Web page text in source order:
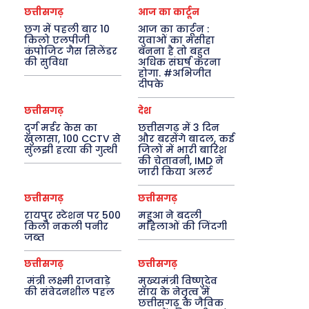
छत्तीसगढ़
छग में पहली बार 10
किलो एलपीजी
कंपोजिट गैस सिलेंडर
की सुविधा
आज का कार्टून
आज का कार्टून :
युवाओं का मसीहा
बनना है तो बहुत
अधिक संघर्ष करना
होगा. #अभिजीत
दीपके
छत्तीसगढ़
दुर्ग मर्डर केस का
खुलासा, 100 CCTV से
सुलझी हत्या की गुत्थी
देश
छत्तीसगढ़ में 3 दिन
और बरसेंगे बादल, कई
जिलों में भारी बारिश
की चेतावनी, IMD ने
जारी किया अलर्ट
छत्तीसगढ़
रायपुर स्टेशन पर 500
किलो नकली पनीर
जब्त
छत्तीसगढ़
महुआ ने बदली
महिलाओं की जिंदगी
छत्तीसगढ़
मंत्री लक्ष्मी राजवाड़े
की संवेदनशील पहल
छत्तीसगढ़
मुख्यमंत्री विष्णुदेव
साय के नेतृत्व में
छत्तीसगढ़ के जैविक